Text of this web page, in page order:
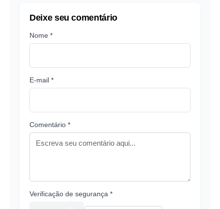
Deixe seu comentário
Nome *
E-mail *
Comentário *
Verificação de segurança *